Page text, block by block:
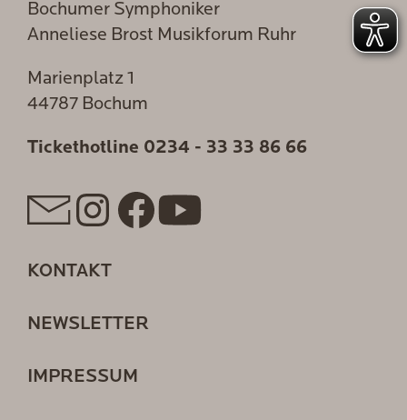
Bochumer Symphoniker
Anneliese Brost Musikforum Ruhr
Marienplatz 1
44787 Bochum
Tickethotline 0234 - 33 33 86 66
KONTAKT
NEWSLETTER
IMPRESSUM